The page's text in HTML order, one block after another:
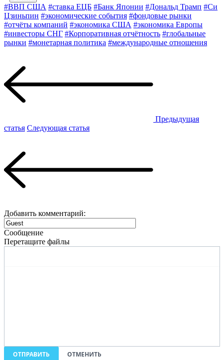
#ВВП США #ставка ЕЦБ #Банк Японии #Дональд Трамп #Си
Цзиньпин #экономические события #фондовые рынки
#отчёты компаний #экономика США #экономика Европы
#инвесторы СНГ #Корпоративная отчётность #глобальные
рынки #монетарная политика #международные отношения
Предыдущая
статья Следующая статья
Добавить комментарий:
Сообщение
Перетащите файлы
ОТПРАВИТЬ
ОТМЕНИТЬ